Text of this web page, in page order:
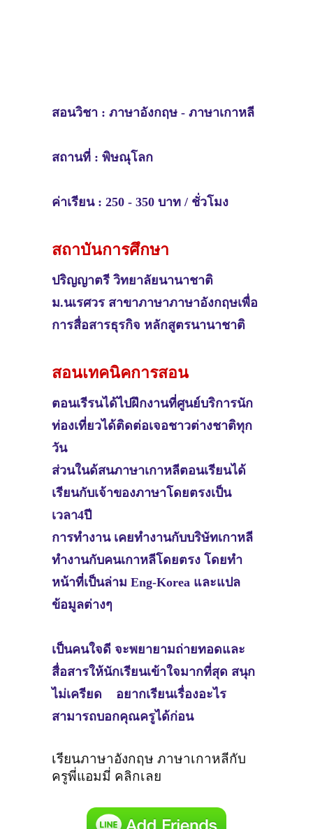
สอนวิชา : ภาษาอังกฤษ - ภาษาเกาหลี
สถานที่ : พิษณุโลก
ค่าเรียน : 250 - 350 บาท / ชั่วโมง
สถาบันการศึกษา
ปริญญาตรี วิทยาลัยนานาชาติ
ม.นเรศวร สาขาภาษาภาษาอังกฤษเพื่อ
การสื่อสารธุรกิจ หลักสูตรนานาชาติ
สอนเทคนิคการสอน
ตอนเรีรนได้ไปฝึกงานที่ศูนย์บริการนัก
ท่องเที่ยวได้ติดต่อเจอชาวต่างชาติทุก
วัน
ส่วนในด้สนภาษาเกาหลีตอนเรียนได้
เรียนกับเจ้าของภาษาโดยตรงเป็น
เวลา4ปี
การทำงาน เคยทำงานกับบริษัทเกาหลี
ทำงานกับคนเกาหลีโดยตรง โดยทำ
หน้าที่เป็นล่าม Eng-Korea และแปล
ข้อมูลต่างๆ
เป็นคนใจดี จะพยายามถ่ายทอดและ
สื่อสารให้นักเรียนเข้าใจมากที่สุด สนุก
ไม่เครียด อยากเรียนเรื่องอะไร
สามารถบอกคุณครูได้ก่อน
เรียนภาษาอังกฤษ ภาษาเกาหลีกับ
ครูพี่แอมมี่ คลิกเลย